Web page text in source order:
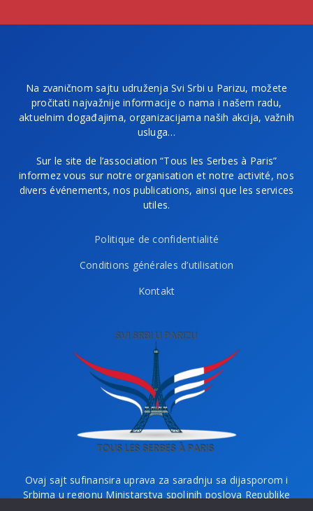
Na zvaničnom sajtu udruženja Svi Srbi u Parizu, možete
pročitati najvažnije informacije o nama i našem radu,
aktuelnim događajima, organizacijama naših akcija, važnih
usluga…
Sur le site de l’association “Tous les Serbes à Paris”
informez vous sur notre organisation et notre activité, nos
divers événements, nos publications, ainsi que les services
utiles.
Politique de confidentialité
Conditions générales d’utilisation
Kontakt
Ovaj sajt sufinansira uprava za saradnju sa dijasporom i
Srbima u regionu Ministarstva spoljnih poslova Republike